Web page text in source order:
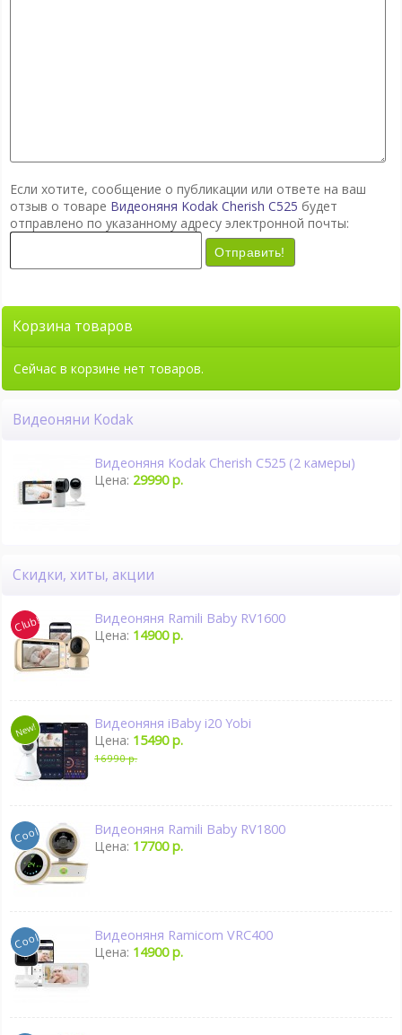
Если хотите, сообщение о публикации или ответе на ваш
отзыв о товаре Видеоняня Kodak Cherish C525 будет
отправлено по указанному адресу электронной почты:
Отправить!
Корзина товаров
Сейчас в корзине нет товаров.
Видеоняни Kodak
Видеоняня Kodak Cherish C525 (2 камеры)
Цена: 29990 р.
Скидки, хиты, акции
Видеоняня Ramili Baby RV1600
Цена: 14900 р.
Видеоняня iBaby i20 Yobi
Цена: 15490 р.
16990 р.
Видеоняня Ramili Baby RV1800
Цена: 17700 р.
Видеоняня Ramicom VRC400
Цена: 14900 р.